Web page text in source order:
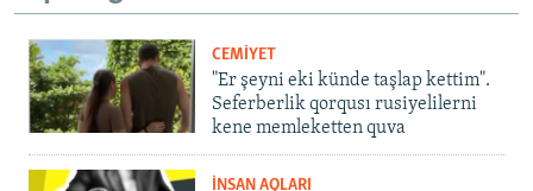
CEMİYET
"Er şeyni eki künde taşlap kettim".
Seferberlik qorqusı rusiyelilerni
kene memleketten quva
İNSAN AQLARI